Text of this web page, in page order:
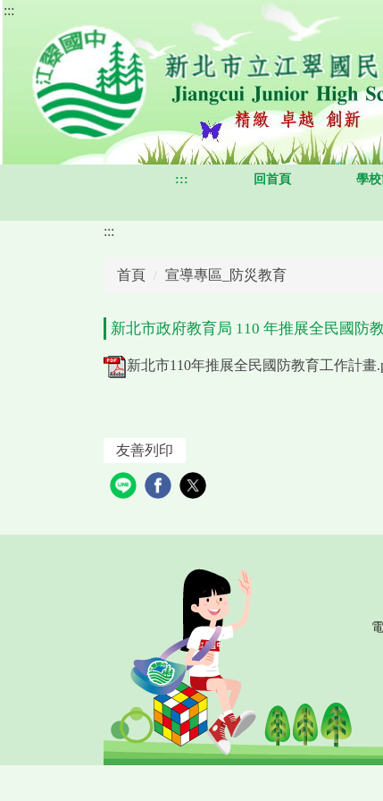
跳
:::
::: 回首頁 學
:::
首頁 宣導專區_防災教育
新北市政府教育局 110 年推展全民國防
新北市110年推展全民國防教育工作計畫
友善列印
電